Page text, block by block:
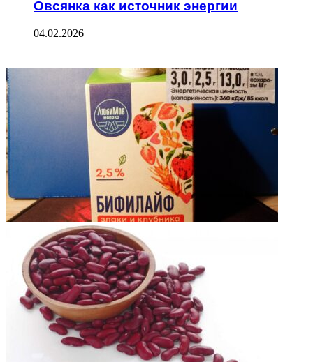
Овсянка как источник энергии
04.02.2026